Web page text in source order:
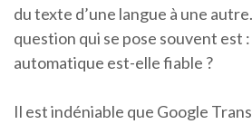
du texte d’une langue à une
question qui se pose souvent
automatique est-elle fiable ?
Il est indéniable que Google